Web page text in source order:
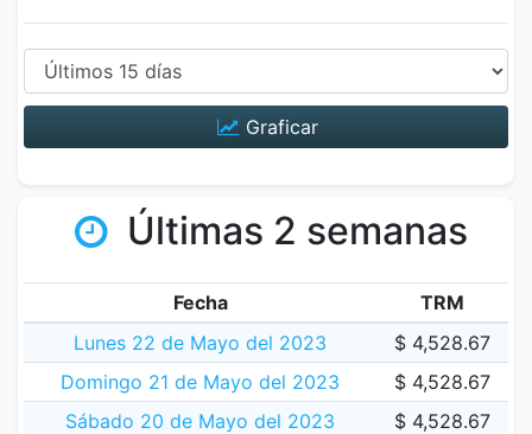
Graficar
Últimas 2 semanas
Fecha
TRM
Lunes 22 de Mayo del 2023
$ 4,528.67
Domingo 21 de Mayo del 2023
$ 4,528.67
Sábado 20 de Mayo del 2023
$ 4,528.67